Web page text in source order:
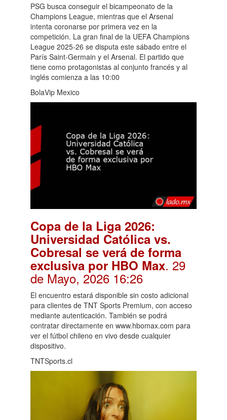
PSG busca conseguir el bicampeonato de la
Champions League, mientras que el Arsenal
intenta coronarse por primera vez en la
competición. La gran final de la UEFA Champions
League 2025-26 se disputa este sábado entre el
París Saint-Germain y el Arsenal. El partido que
tiene como protagonistas al conjunto francés y al
inglés comienza a las 10:00
BolaVip Mexico
Copa de la Liga 2026:
Universidad Católica vs.
Cobresal se verá de forma
exclusiva por HBO Max. 29
de Mayo, 2026 16:26
El encuentro estará disponible sin costo adicional
para clientes de TNT Sports Premium, con acceso
mediante autenticación. También se podrá
contratar directamente en www.hbomax.com para
ver el fútbol chileno en vivo desde cualquier
dispositivo.
TNTSports.cl